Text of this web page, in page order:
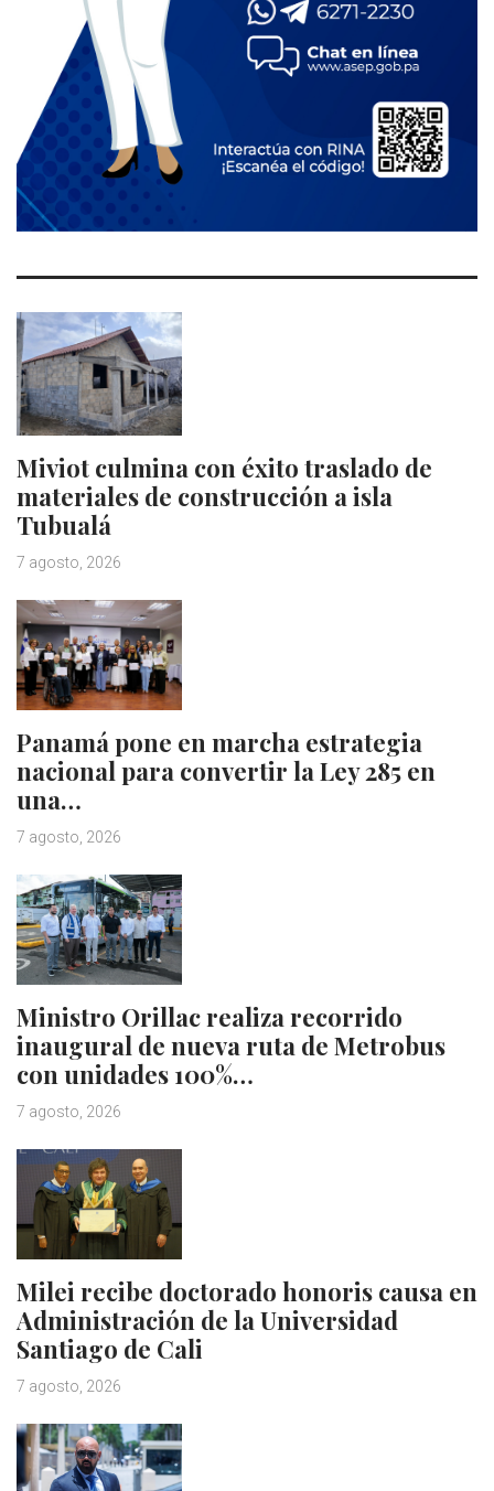
Miviot culmina con éxito traslado de
materiales de construcción a isla
Tubualá
7 agosto, 2026
Panamá pone en marcha estrategia
nacional para convertir la Ley 285 en
una…
7 agosto, 2026
Ministro Orillac realiza recorrido
inaugural de nueva ruta de Metrobus
con unidades 100%…
7 agosto, 2026
Milei recibe doctorado honoris causa en
Administración de la Universidad
Santiago de Cali
7 agosto, 2026